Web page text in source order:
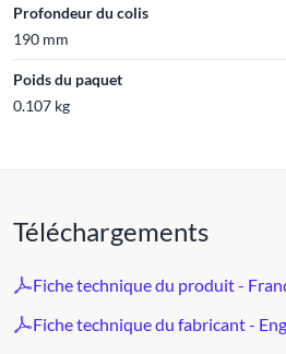
Profondeur du colis
190 mm
Poids du paquet
0.107 kg
Téléchargements
Fiche technique du produit -
Fiche technique du fabricant -